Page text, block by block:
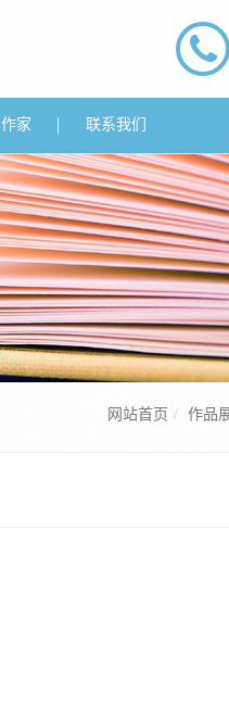
家 联系我们
网站首页 作品